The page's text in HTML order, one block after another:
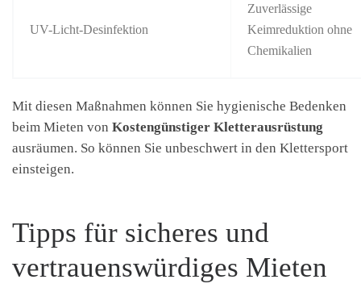
UV-Licht-Desinfektion
Zuverlässige
Keimreduktion ohne
Chemikalien
Mit diesen Maßnahmen können Sie hygienische Bedenken
beim Mieten von Kostengünstiger Kletterausrüstung
ausräumen. So können Sie unbeschwert in den Klettersport
einsteigen.
Tipps für sicheres und
vertrauenswürdiges Mieten